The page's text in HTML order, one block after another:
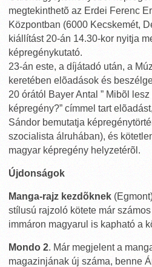
megtekinthetõ az Erdei Ferenc
Központban (6000 Kecskemét,
kiállítást 20-án 14.30-kor nyitja
képregénykutató.
23-án este, a díjátadó után, a
keretében elõadások és
20 órától Bayer Antal ” Mibõl
képregény?” címmel tart
Sándor bemutatja
szocialista álruhában), és
magyar képregény helyzetérõl.
Újdonságok
Manga-rajz kezdõknek
stílusú rajzoló kötete már
immáron magyarul is kapható a
Mondo 2. Már megjelent a
magazinjának új száma, benne